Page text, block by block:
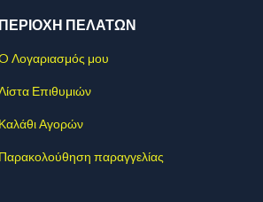
ΠΕΡΙΟΧΗ ΠΕΛΑΤΩΝ
Λογαριασμός μου
Επιθυμιών
Καλάθι Αγορών
Παρακολούθηση παραγγελίας